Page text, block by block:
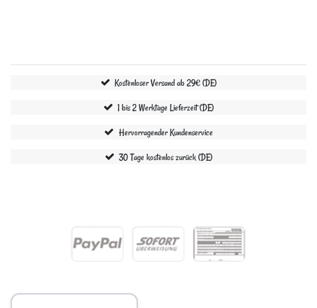
Kostenloser Versand ab 29€ (DE)
1 bis 2 Werktage Lieferzeit (DE)
Hervorragender Kundenservice
30 Tage kostenlos zurück (DE)